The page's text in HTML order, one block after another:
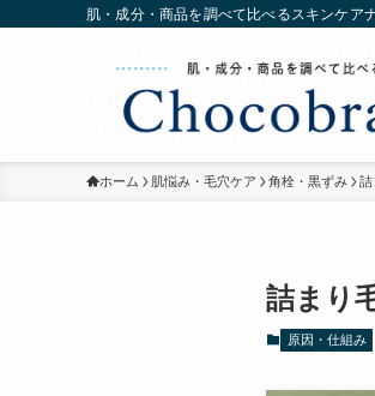
肌・成分・商品を調べて比べるスキンケア
ホーム 肌悩み・毛穴ケア 角栓・黒ずみ 詰
詰まり
原因・仕組み